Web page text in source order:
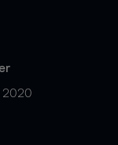
2020